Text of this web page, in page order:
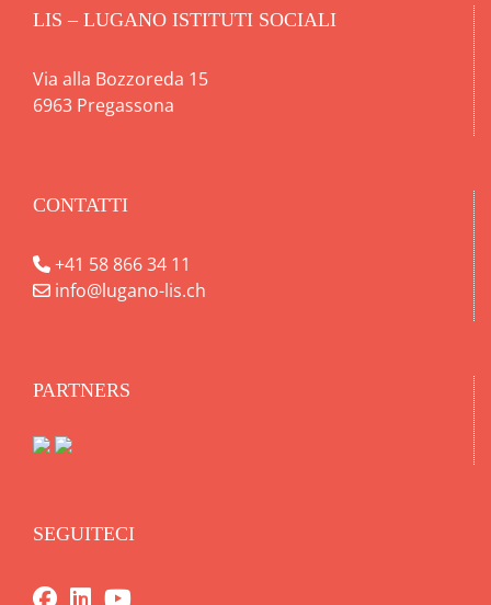
LIS – LUGANO ISTITUTI SOCIALI
Via alla Bozzoreda 15
6963 Pregassona
CONTATTI
+41 58 866 34 11
info@lugano-lis.ch
PARTNERS
SEGUITECI